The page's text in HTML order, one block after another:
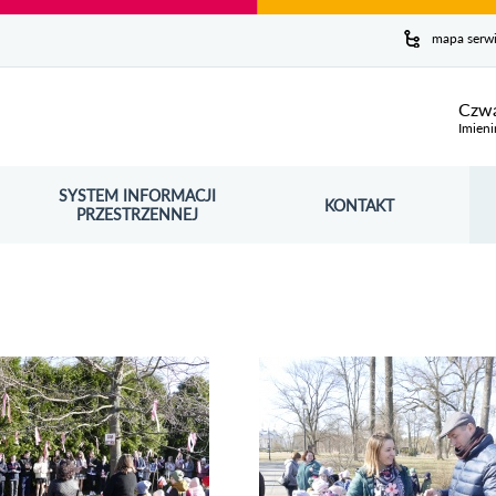
mapa
SYSTEM INFORMACJI
PRZESTRZENNEJ
OTWORZY SIĘ W NOWYM OKNIE KONTAKT
zdjęć dzienpaiecikatyn22 Obejrzyj galerię zdjęć Pierwszy Dzień